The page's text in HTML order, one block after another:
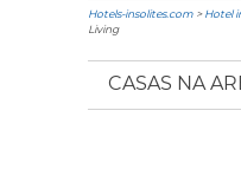
Hotels-insolites.com >Hotel
Living
CASAS NA